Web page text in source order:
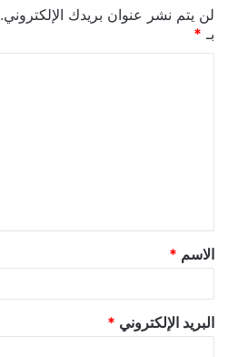
لن يتم نشر عنوان بريدك الإلكتروني.
بـ *
الاسم *
البريد الإلكتروني *